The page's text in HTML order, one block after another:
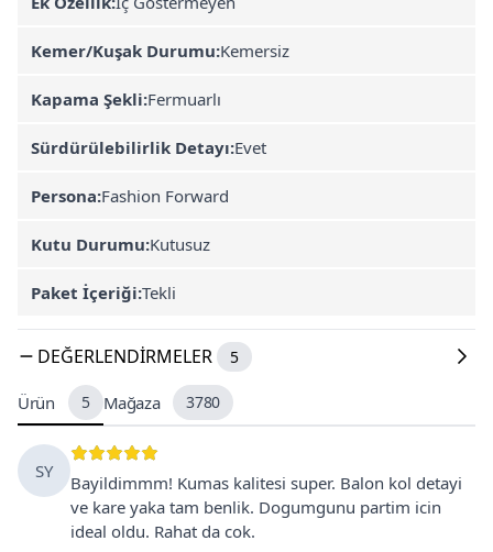
Kemer/Kuşak Durumu:Kemersiz
Kapama Şekli:Fermuarlı
Sürdürülebilirlik Detayı:Evet
Persona:Fashion Forward
Kutu Durumu:Kutusuz
Paket İçeriği:Tekli
DEĞERLENDIRMELER 5
Ürün 5 Mağaza 3780
SY
Bayildimmm! Kumas kalitesi super. Balon kol detayi
ve kare yaka tam benlik. Dogumgunu partim icin
ideal oldu. Rahat da cok.